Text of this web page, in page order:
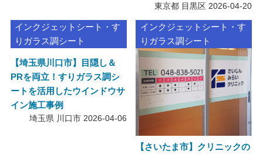
東京都 目黒区 2026-04-20
インクジェットシート・す
りガラス調シート
【埼玉県川口市】目隠し＆
PRを両立！すりガラス調シ
ートを活用したウインドウサ
イン施工事例
埼玉県 川口市 2026-04-06
インクジェットシート・す
りガラス調シート
【さいたま市】クリニックの